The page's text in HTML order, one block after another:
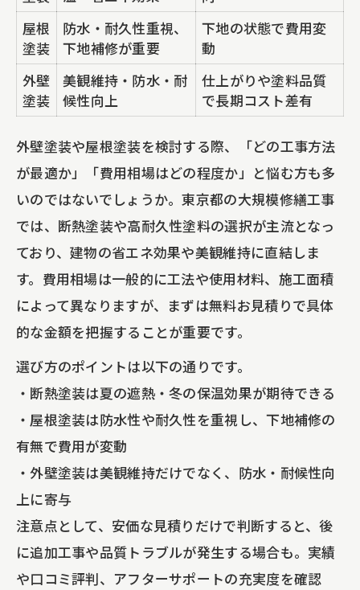
屋根
塗装
防水・耐久性重視、
下地補修が重要
下地の状態で費用変
動
外壁
塗装
美観維持・防水・耐
候性向上
仕上がりや塗料品質
で長期コスト差有
外壁塗装や屋根塗装を検討する際、「どの工事方法
が最適か」「費用相場はどの程度か」と悩む方も多
いのではないでしょうか。東京都の大規模修繕工事
では、断熱塗装や高耐久性塗料の選択が主流となっ
ており、建物の省エネ効果や美観維持に直結しま
す。費用相場は一般的に工法や使用材料、施工面積
によって異なりますが、まずは無料お見積りで具体
的な金額を把握することが重要です。
選び方のポイントは以下の通りです。
・断熱塗装は夏の遮熱・冬の保温効果が期待できる
・屋根塗装は防水性や耐久性を重視し、下地補修の
有無で費用が変動
・外壁塗装は美観維持だけでなく、防水・耐候性向
上に寄与
注意点として、安価な見積りだけで判断すると、後
に追加工事や品質トラブルが発生する場合も。実績
や口コミ評判、アフターサポートの充実度を確認